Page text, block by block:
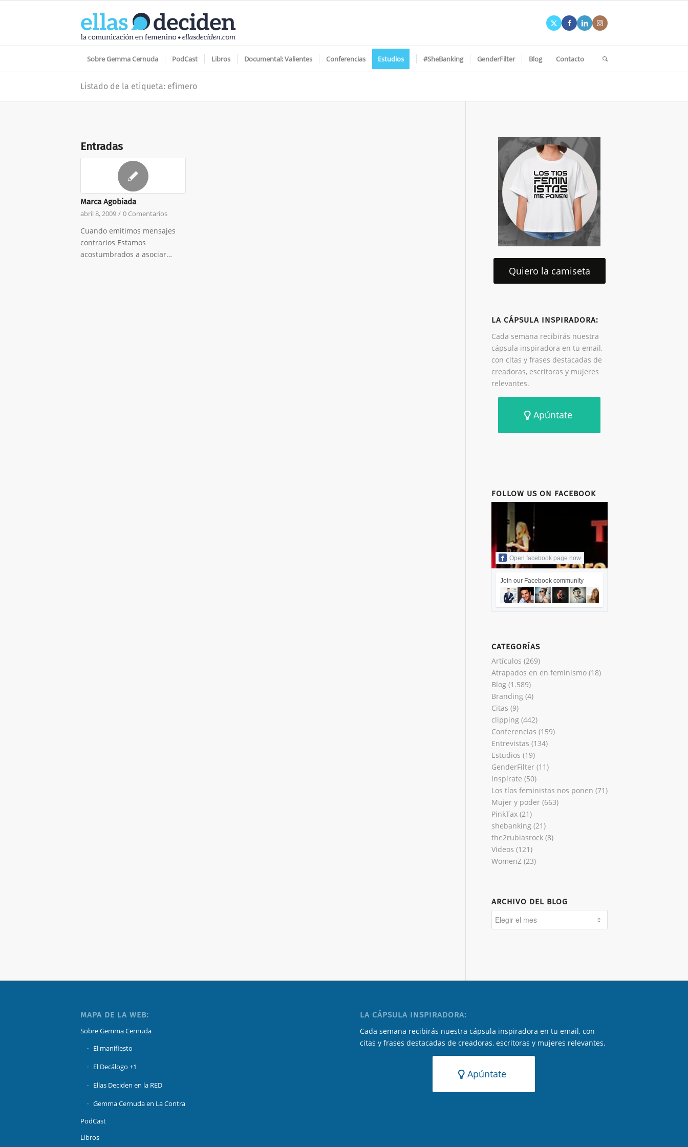
Sobre Gemma Cernuda PodCast Libros Documental: Valientes Conferencias Estudios #SheBanking GenderFilter Blog Contacto
Listado de la etiqueta: efímero
Entradas
Marca Agobiada
abril 8, 2009 / 0 Comentarios
Cuando emitimos mensajes
contrarios Estamos
acostumbrados a asociar…
Quiero la camiseta
LA CÁPSULA INSPIRADORA:
Cada semana recibirás nuestra
cápsula inspiradora en tu email,
con citas y frases destacadas de
creadoras, escritoras y mujeres
relevantes.
Apúntate
FOLLOW US ON FACEBOOK
Open facebook page now
Join our Facebook community
CATEGORÍAS
Artículos (269)
Atrapados en en feminismo(18)
Blog(1.589)
Branding(4)
Citas (9)
clipping(442)
Conferencias (159)
Entrevistas (134)
Estudios (19)
GenderFilter(11)
Inspírate (50)
Los tíos feministas nos ponen (71)
Mujer y poder(663)
PinkTax(21)
shebanking(21)
the2rubiasrock(8)
Videos (121)
WomenZ(23)
ARCHIVO DEL BLOG
MAPA DE LA WEB:
Sobre Gemma Cernuda
El manifiesto
El Decálogo +1
Ellas Deciden en la RED
Gemma Cernuda en La Contra
PodCast
Libros
LA CÁPSULA INSPIRADORA:
Cada semana recibirás nuestra cápsula inspiradora en tu email, con
citas y frases destacadas de creadoras, escritoras y mujeres relevantes.
Apúntate